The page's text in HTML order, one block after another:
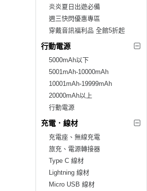
炎炎夏日出遊必備
週三快閃優惠專區
穿戴音訊福利品 全館5折起
行動電源
5000mAh以下
5001mAh-10000mAh
10001mAh-19999mAh
20000mAh以上
行動電源
充電．線材
充電座、無線充電
旅充、電源轉接器
Type C 線材
Lightning 線材
Micro USB 線材